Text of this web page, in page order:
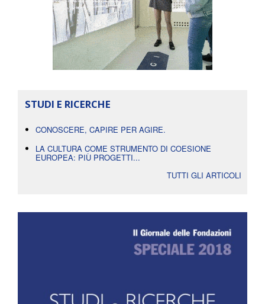
STUDI E RICERCHE
CONOSCERE, CAPIRE PER AGIRE.
LA CULTURA COME STRUMENTO DI COESIONE
EUROPEA: PIÙ PROGETTI...
TUTTI GLI ARTICOLI